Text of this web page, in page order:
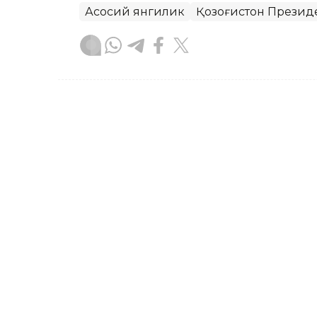
Асосий янгилик Қозоғистон